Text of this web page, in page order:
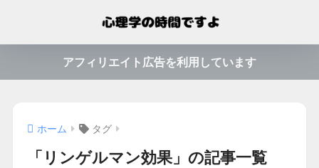
アフィリエイト広告を利用しています
ホーム タグ
「リンゲルマン効果」の記事一覧